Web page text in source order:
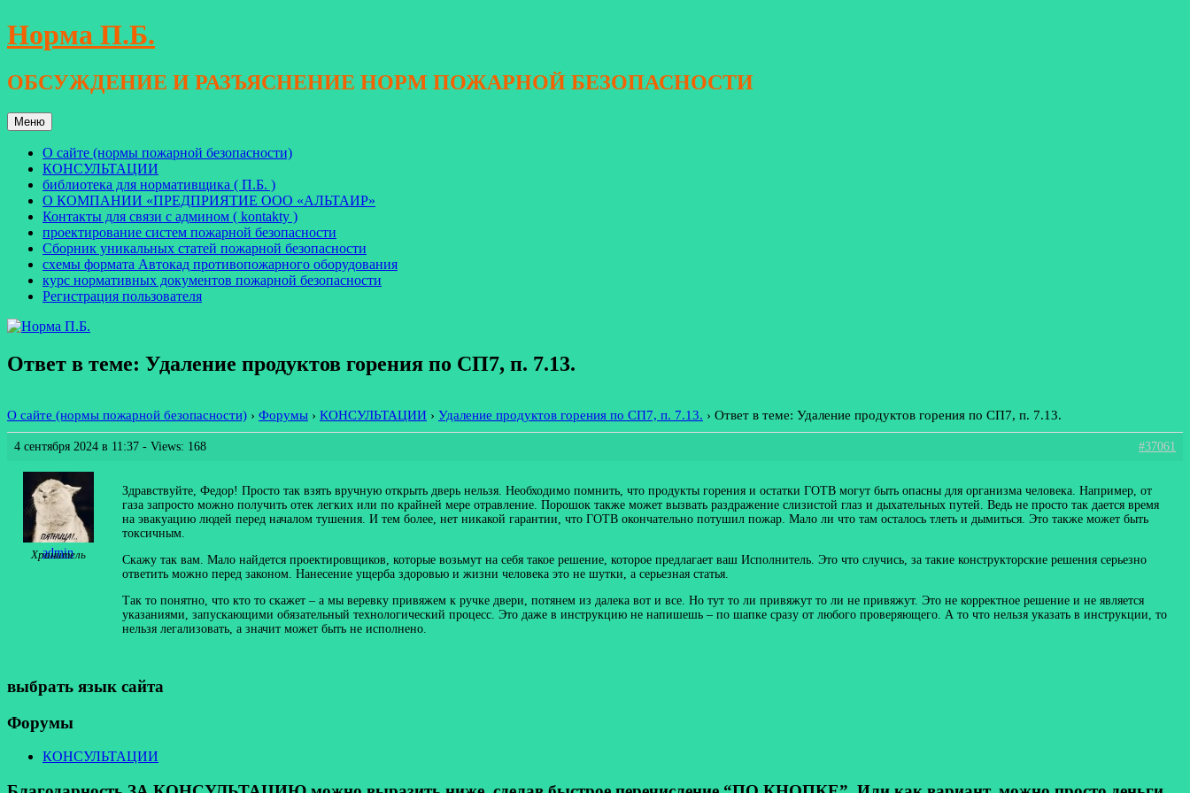
Перейти
к
Норма П.Б.
ОБСУЖДЕНИЕ И РАЗЪЯСНЕНИЕ НОРМ ПОЖАРНОЙ БЕЗОПАСНОСТИ
Меню
О сайте (нормы пожарной безопасности)
КОНСУЛЬТАЦИИ
библиотека для нормативщика ( П.Б. )
О КОМПАНИИ «ПРЕДПРИЯТИЕ ООО «АЛЬТАИР»
Контакты для связи с админом ( kontakty )
проектирование систем пожарной безопасности
Сборник уникальных статей пожарной безопасности
схемы формата Автокад противопожарного оборудования
курс нормативных документов пожарной безопасности
Регистрация пользователя
Ответ в теме: Удаление продуктов горения по СП7, п. 7.13.
О сайте (нормы пожарной безопасности) › Форумы › КОНСУЛЬТАЦИИ › Удаление продуктов горения по СП7, п. 7.13. › Ответ в теме: Удаление продуктов горения по СП7, п. 7.13.
4 сентября 2024 в 11:37 - Views: 168 #37061
admin
Хранитель
Здравствуйте, Федор! Просто так взять вручную открыть дверь нельзя. Необходимо помнить, что продукты горения и остатки ГОТВ могут быть опасны для организма человека. Например, от
газа запросто можно получить отек легких или по крайней мере отравление. Порошок также может вызвать раздражение слизистой глаз и дыхательных путей. Ведь не просто так дается время
на эвакуацию людей перед началом тушения. И тем более, нет никакой гарантии, что ГОТВ окончательно потушил пожар. Мало ли что там осталось тлеть и дымиться. Это также может быть
токсичным.
Скажу так вам. Мало найдется проектировщиков, которые возьмут на себя такое решение, которое предлагает ваш Исполнитель. Это что случись, за такие конструкторские решения серьезно
ответить можно перед законом. Нанесение ущерба здоровью и жизни человека это не шутки, а серьезная статья.
Так то понятно, что кто то скажет – а мы веревку привяжем к ручке двери, потянем из далека вот и все. Но тут то ли привяжут то ли не привяжут. Это не корректное решение и не является
указаниями, запускающими обязательный технологический процесс. Это даже в инструкцию не напишешь – по шапке сразу от любого проверяющего. А то что нельзя указать в инструкции, то
нельзя легализовать, а значит может быть не исполнено.
выбрать язык сайта
Форумы
КОНСУЛЬТАЦИИ